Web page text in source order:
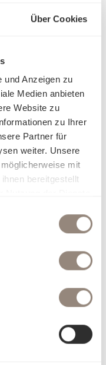
Über Cookies
und Anzeigen zu
Medien anbieten
Website zu
zu Ihrer
Partner für
weiter. Unsere
mit
bereitgestellt
Menschen mit Sinn
achtsam mit
Bio-Baumwolle
und bewahrt
Die sorgfältige
verleihen
Glanz, der Farben
Satin Organic
Anspruch
nur wohlfühlen,
Optik